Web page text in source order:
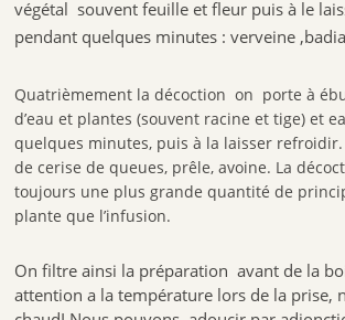
végétal souvent feuille et fleur puis à le
pendant quelques minutes : verveine
Quatrièmement la décoction on porte à
d’eau et plantes (souvent racine et tige) et
quelques minutes, puis à la laisser
de cerise de queues, prêle, avoine. La
toujours une plus grande quantité de
plante que l’infusion.
On filtre ainsi la préparation avant de la
attention a la température lors de la prise,